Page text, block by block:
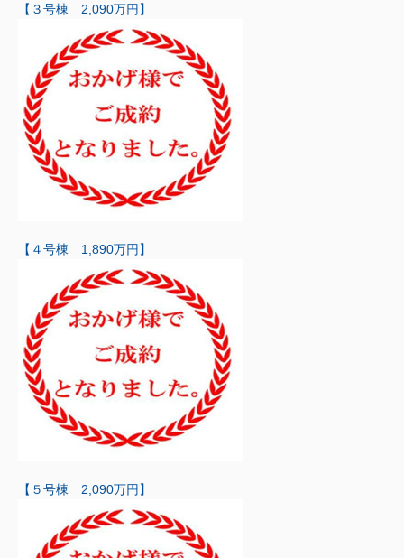
【３号棟 2,090万円】
【４号棟 1,890万円】
【５号棟 2,090万円】